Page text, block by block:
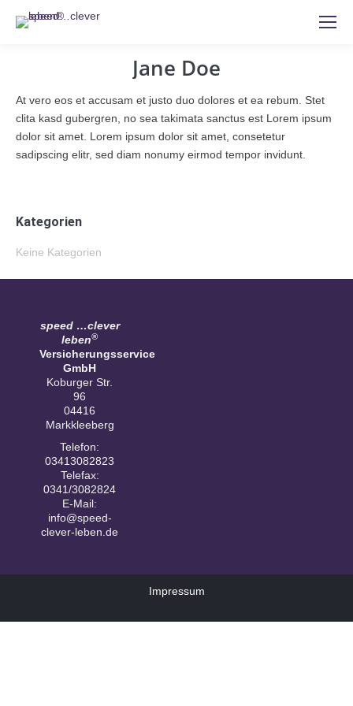
Jane Doe
At vero eos et accusam et justo duo dolores et ea rebum. Stet
clita kasd gubergren, no sea takimata sanctus est Lorem ipsum
dolor sit amet. Lorem ipsum dolor sit amet, consetetur
sadipscing elitr, sed diam nonumy eirmod tempor invidunt.
Kategorien
Keine Kategorien
speed …clever
leben®
Versicherungsservice
GmbH
Koburger Str.
96
04416
Markkleeberg
Telefon:
03413082823
Telefax:
0341/3082824
E-Mail:
info@speed-
clever-leben.de
Impressum